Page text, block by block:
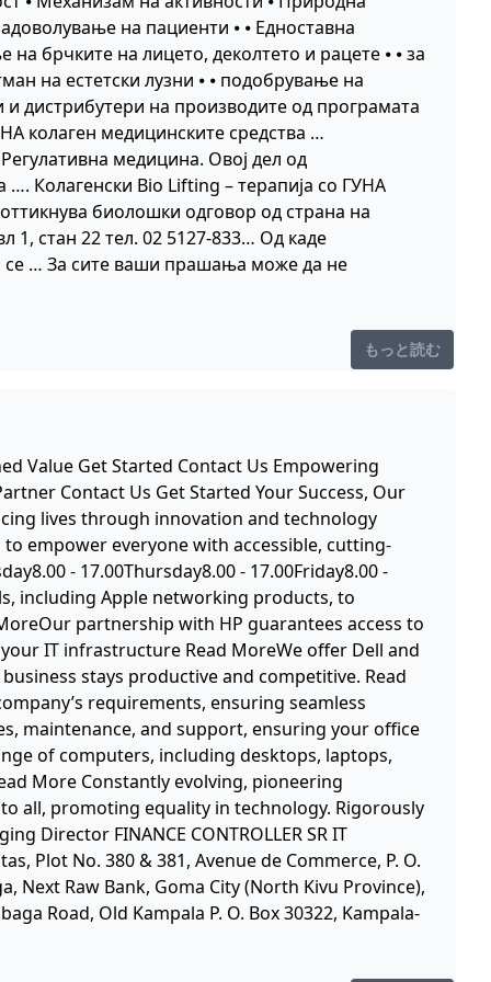
на пациенти ⦁ ⦁ Едноставна
брчките на лицето, деколтето и рацете ⦁ ⦁ за
на естетски лузни ⦁ ⦁ подобрување на
и дистрибутери на производите од програмата
колаген медицинските средства …
медицина. Овој дел од
Колагенски Bio Lifting – терапија со ГУНА
биолошки одговор од страна на
1, стан 22 тел. 02 5127-833… Од каде
се … За сите ваши прашања може да не
もっと読む
Value Get Started Contact Us Empowering
Contact Us Get Started Your Success, Our
lives through innovation and technology
empower everyone with accessible, cutting-
- 17.00Thursday8.00 - 17.00Friday8.00 -
including Apple networking products, to
partnership with HP guarantees access to
IT infrastructure Read MoreWe offer Dell and
stays productive and competitive. Read
requirements, ensuring seamless
maintenance, and support, ensuring your office
of computers, including desktops, laptops,
More Constantly evolving, pioneering
all, promoting equality in technology. Rigorously
Director FINANCE CONTROLLER SR IT
Plot No. 380 & 381, Avenue de Commerce, P. O.
Next Raw Bank, Goma City (North Kivu Province),
Road, Old Kampala P. O. Box 30322, Kampala-